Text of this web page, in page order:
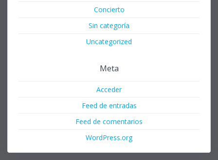
Concierto
Sin categoría
Uncategorized
Meta
Acceder
Feed de entradas
Feed de comentarios
WordPress.org